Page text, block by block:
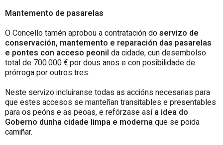
Mantemento de pasarelas
O Concello tamén aprobou a contratación doservizo de
conservación, mantemento e reparación das pasarelas
e pontes con acceso peonil da cidade, cun desembolso
total de 700.000 € por dous anos e con posibilidade de
prórroga por outros tres.
Neste servizo incluiranse todas as accións necesarias para
que estes accesos se manteñan transitables e presentables
para os peóns e as peoas, e refórzase asía idea do
Goberno dunha cidade limpa e modernaque se poida
camiñar.